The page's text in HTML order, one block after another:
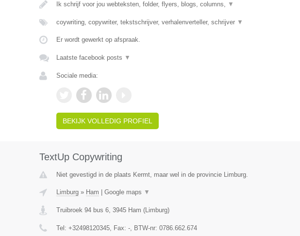
Ik schrijf voor jou webteksten, folder, flyers, blogs, columns, ▼
coywriting, copywriter, tekstschrijver, verhalenverteller, schrijver ▼
Er wordt gewerkt op afspraak.
Laatste facebook posts ▼
Sociale media:
BEKIJK VOLLEDIG PROFIEL
TextUp Copywriting
Niet gevestigd in de plaats Kermt, maar wel in de provincie Limburg.
Limburg» Ham Google maps ▼
Truibroek 94 bus 6, 3945 Ham (Limburg)
Tel: +32498120345, Fax: -, BTW-nr: 0786.662.674